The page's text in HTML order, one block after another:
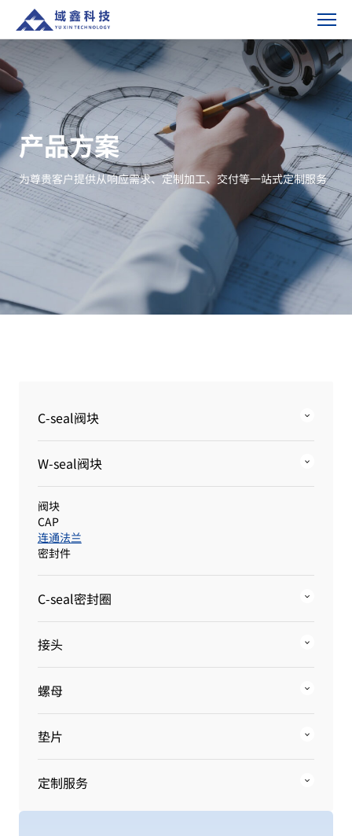
兰-
产
品
方
案 产品方案
为尊贵客户提供从响应需求、定制加工、交付等一站式定制服务
C-seal阀块
W-seal阀块
阀块
CAP
连通法兰
密封件
C-seal密封圈
接头
螺母
垫片
定制服务